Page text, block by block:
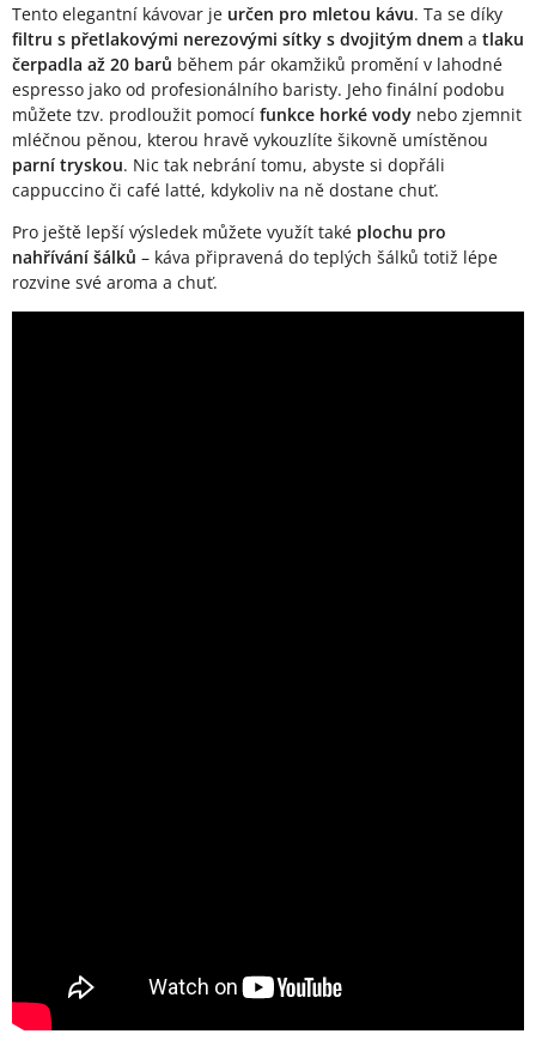
Tento elegantní kávovar je určen pro mletou kávu. Ta se díky
filtru s přetlakovými nerezovými sítky s dvojitým dnem a tlaku
čerpadla až 20 barů během pár okamžiků promění v lahodné
espresso jako od profesionálního baristy. Jeho finální podobu
můžete tzv. prodloužit pomocí funkce horké vody nebo zjemnit
mléčnou pěnou, kterou hravě vykouzlíte šikovně umístěnou
parní tryskou. Nic tak nebrání tomu, abyste si dopřáli
cappuccino či café latté, kdykoliv na ně dostane chuť.
Pro ještě lepší výsledek můžete využít také plochu pro
nahřívání šálků – káva připravená do teplých šálků totiž lépe
rozvine své aroma a chuť.